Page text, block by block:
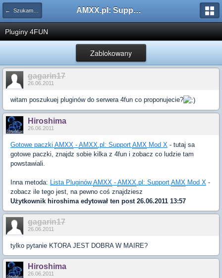
← Szukam pluginu AMXX.pl: Support AMX Mod X i SourceMod
Pluginy 4FUN
Zablokowany
gagarin17
26.06.2011
witam poszukuej pluginów do serwera 4fun co proponujecie?
Hiroshima
26.06.2011
Gotowe paczki AMXX - AMXX.pl: Support AMX Mod X - tutaj sa
gotowe paczki, znajdz sobie kilka z 4fun i zobacz co ludzie tam
powstawiali.
Inna metoda: Lista PluginówAMXX - AMXX.pl: Support AMX Mod X -
zobacz ile tego jest, na pewno coś znajdziesz
Użytkownik hiroshimaedytował ten post 26.06.2011 13:57
gagarin17
26.06.2011
tylko pytanie KTORA JEST DOBRA W MAIRE?
Hiroshima
26.06.2011